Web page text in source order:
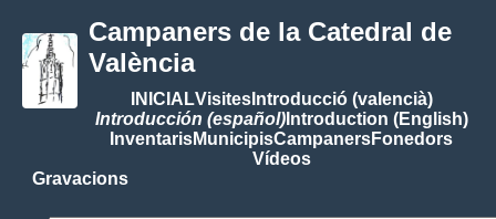
Campaners de la Catedral de
València
INICIALVisitesIntroducció (valencià)
Introducción (español)Introduction (English)
InventarisMunicipisCampanersFonedors
Vídeos
Gravacions